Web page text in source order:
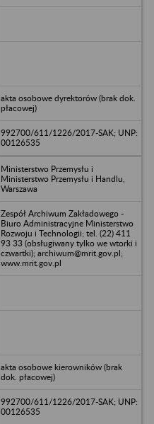
akta osobowe dyrektorów (brak dok.
płacowej)
992700/611/1226/2017-SAK; UNP:
00126535
Ministerstwo Przemysłu i
Ministerstwo Przemysłu i Handlu,
Warszawa
Zespół Archiwum Zakładowego -
Biuro Administracyjne Ministerstwo
Rozwoju i Technologii; tel. (22) 411
93 33 (obsługiwany tylko we wtorki i
czwartki); archiwum@mrit.gov.pl;
www.mrit.gov.pl
akta osobowe kierowników (brak
dok. płacowej)
992700/611/1226/2017-SAK; UNP:
00126535